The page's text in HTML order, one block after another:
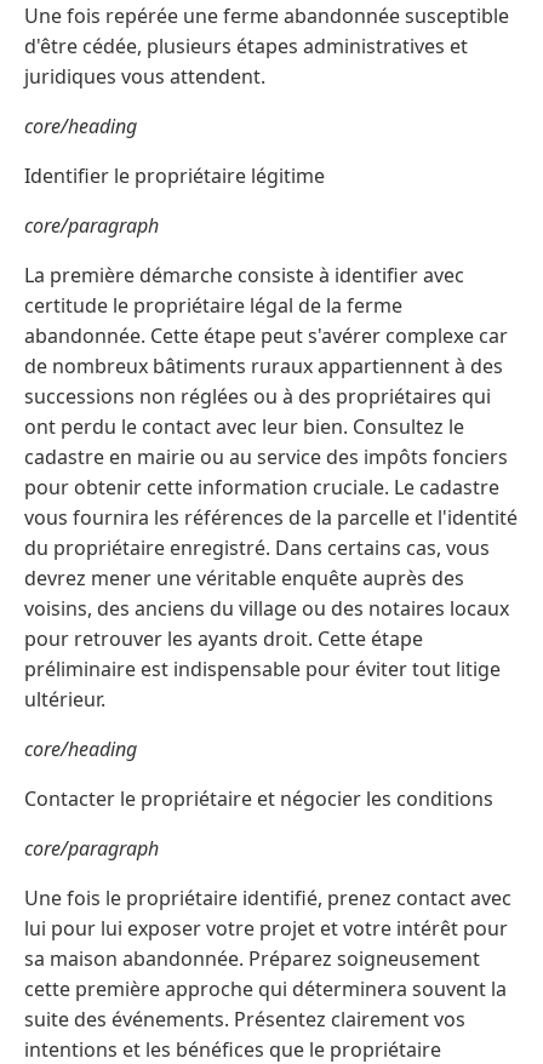
Une fois repérée une ferme abandonnée susceptible
d'être cédée, plusieurs étapes administratives et
juridiques vous attendent.
core/heading
Identifier le propriétaire légitime
core/paragraph
La première démarche consiste à identifier avec
certitude le propriétaire légal de la ferme
abandonnée. Cette étape peut s'avérer complexe car
de nombreux bâtiments ruraux appartiennent à des
successions non réglées ou à des propriétaires qui
ont perdu le contact avec leur bien. Consultez le
cadastre en mairie ou au service des impôts fonciers
pour obtenir cette information cruciale. Le cadastre
vous fournira les références de la parcelle et l'identité
du propriétaire enregistré. Dans certains cas, vous
devrez mener une véritable enquête auprès des
voisins, des anciens du village ou des notaires locaux
pour retrouver les ayants droit. Cette étape
préliminaire est indispensable pour éviter tout litige
ultérieur.
core/heading
Contacter le propriétaire et négocier les conditions
core/paragraph
Une fois le propriétaire identifié, prenez contact avec
lui pour lui exposer votre projet et votre intérêt pour
sa maison abandonnée. Préparez soigneusement
cette première approche qui déterminera souvent la
suite des événements. Présentez clairement vos
intentions et les bénéfices que le propriétaire